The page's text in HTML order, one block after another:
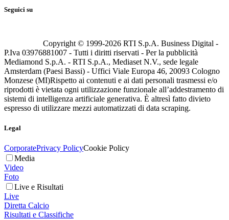
Seguici su
Copyright © 1999-2026 RTI S.p.A. Business Digital -
P.Iva 03976881007 - Tutti i diritti riservati - Per la pubblicità
Mediamond S.p.A. - RTI S.p.A., Mediaset N.V., sede legale
Amsterdam (Paesi Bassi) - Uffici Viale Europa 46, 20093 Cologno
Monzese (MI)Rispetto ai contenuti e ai dati personali trasmessi e/o
riprodotti è vietata ogni utilizzazione funzionale all’addestramento di
sistemi di intelligenza artificiale generativa. È altresì fatto divieto
espresso di utilizzare mezzi automatizzati di data scraping.
Legal
CorporatePrivacy PolicyCookie Policy
Media
Video
Foto
Live e Risultati
Live
Diretta Calcio
Risultati e Classifiche